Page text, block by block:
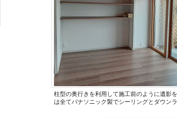
柱型の奥行きを利用して施工前のように遺影
は全てパナソニック製でシーリングとダウン